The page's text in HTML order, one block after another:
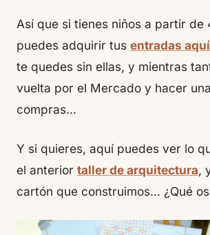
Así que si tienes niños a partir de
puedes adquirir tus entradas aquí
te quedes sin ellas, y mientras
vuelta por el Mercado y hacer
compras…
Y si quieres, aquí puedes ver lo
el anterior taller de arquitectura,
cartón que construimos… ¿Qué